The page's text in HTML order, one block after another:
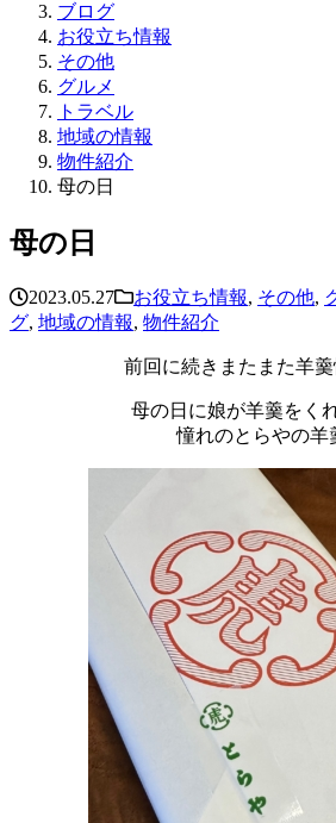
ブログ
お役立ち情報
その他
グルメ
トラベル
地域の情報
物件紹介
母の日
母の日
2023.05.27 お役立ち情報, その他,
グ, 地域の情報, 物件紹介
前回に続きまたまた羊
母の日に娘が羊羹をく
憧れのとらやの羊